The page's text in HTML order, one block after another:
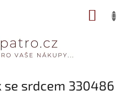
se srdcem 330486